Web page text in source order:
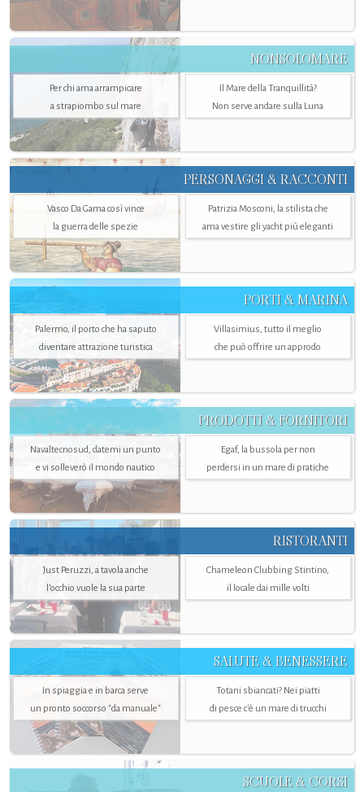
NONSOLOMARE
Per chi ama arrampicare
a strapiombo sul mare
Il Mare della Tranquillità?
Non serve andare sulla Luna
PERSONAGGI & RACCONTI
Vasco Da Gama così vince
la guerra delle spezie
Patrizia Mosconi, la stilista che
ama vestire gli yacht più eleganti
PORTI & MARINA
Palermo, il porto che ha saputo
diventare attrazione turistica
Villasimius, tutto il meglio
che può offrire un approdo
PRODOTTI & FORNITORI
Navaltecnosud, datemi un punto
e vi solleverò il mondo nautico
Egaf, la bussola per non
perdersi in un mare di pratiche
RISTORANTI
Just Peruzzi, a tavola anche
l’occhio vuole la sua parte
Chameleon Clubbing Stintino,
il locale dai mille volti
SALUTE & BENESSERE
In spiaggia e in barca serve
un pronto soccorso "da manuale"
Totani sbiancati? Nei piatti
di pesce c'è un mare di trucchi
SCUOLE & CORSI